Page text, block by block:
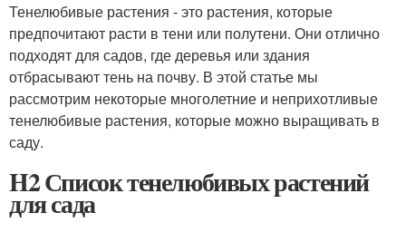
Тенелюбивые растения - это растения, которые
предпочитают расти в тени или полутени. Они отлично
подходят для садов, где деревья или здания
отбрасывают тень на почву. В этой статье мы
рассмотрим некоторые многолетние и неприхотливые
тенелюбивые растения, которые можно выращивать в
саду.
H2 Список тенелюбивых растений
для сада